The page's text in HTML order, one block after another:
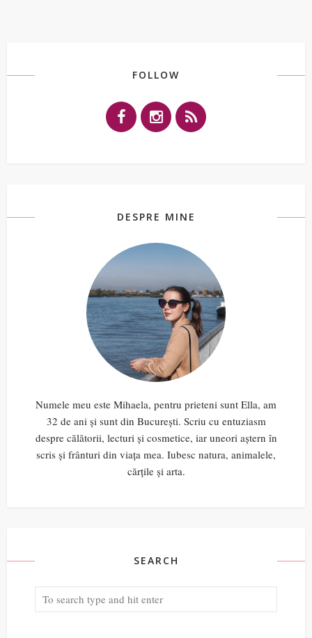
FOLLOW
DESPRE MINE
Numele meu este Mihaela, pentru prieteni sunt Ella, am
32 de ani și sunt din București. Scriu cu entuziasm
despre călătorii, lecturi și cosmetice, iar uneori aștern în
scris și frânturi din viața mea. Iubesc natura, animalele,
cărțile și arta.
SEARCH